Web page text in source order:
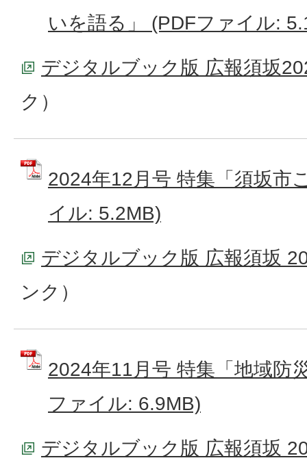
いを語る」 (PDFファイル:
デジタルブック版 広報須坂
ク）
2024年12月号 特集「須坂市
イル: 5.2MB)
デジタルブック版 広報須坂
ンク）
2024年11月号 特集「地域防
ファイル: 6.9MB)
デジタルブック版 広報須坂